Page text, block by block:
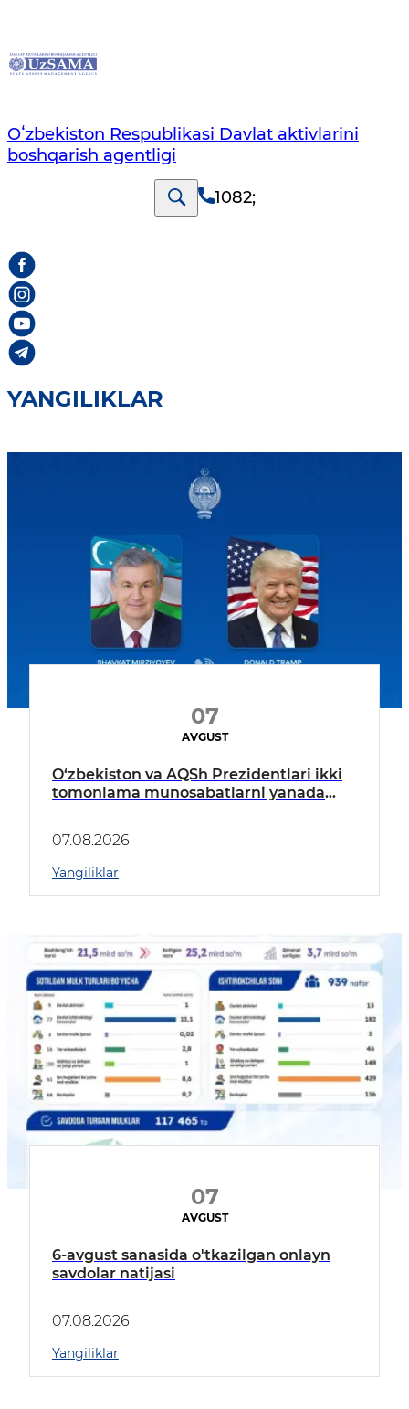
Oʻzbekiston Respublikasi Davlat aktivlarini
boshqarish agentligi
1082;
YANGILIKLAR
07
AVGUST
O‘zbekiston va AQSh Prezidentlari ikki
tomonlama munosabatlarni yanada
07.08.2026
Yangiliklar
07
AVGUST
6-avgust sanasida o'tkazilgan onlayn
savdolar natijasi
07.08.2026
Yangiliklar